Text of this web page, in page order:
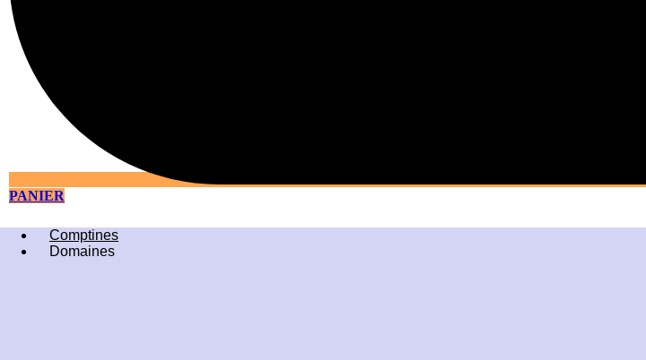
PANIER
Comptines
Domaines